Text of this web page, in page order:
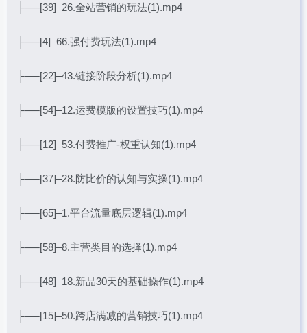
├──[39]–26.全站营销的玩法(1).mp4
├──[4]–66.强付费玩法(1).mp4
├──[22]–43.链接阶段分析(1).mp4
├──[54]–12.运费模版的设置技巧(1).mp4
├──[12]–53.付费推广-权重认知(1).mp4
├──[37]–28.防比价的认知与实操(1).mp4
├──[65]–1.平台流量底层逻辑(1).mp4
├──[58]–8.主营类目的选择(1).mp4
├──[48]–18.新品30天的基础操作(1).mp4
├──[15]–50.跨店满减的营销技巧(1).mp4